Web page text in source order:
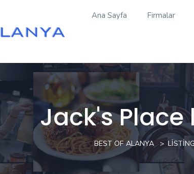
Ana Sayfa Firmalar
Jack's Place
BEST OF ALANYA